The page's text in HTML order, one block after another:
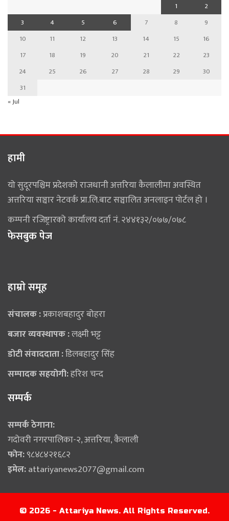
1
2
3
4 5 6 7 8
9
10
11 12 13 14 15
16
17
18 19 20 21 22
23
24
25 26 27 28 29
30
31
« Jul
हामी
यो सुदूरपश्चिम प्रदेशको राजधानी अत्तरिया कैलालीमा अवस्थित
अत्तरिया सञ्चार नेटवर्क प्रा.लि.बाट सञ्चालित अनलाइन पोर्टल हो ।
कम्पनी रजिष्ट्रारको कार्यालय दर्ता नं. २४४१३२/०७७/०७८
फेसबुक पेज
हाम्राे समूह
संचालक :प्रकाशबहादुर बोहरा
बजार व्यवस्थापक :लक्ष्मी भट्ट
डोटी संवाददाता :डिलबहादुर सिंह
सम्पादक सहयोगी:हरिश चन्द
सम्पर्क
सम्पर्क ठेगाना:
गदोवरी नगरपालिका-२, अत्तरिया, कैलाली
फोन:९८४८४२१६८२
इमेल:attariyanews2077@gmail.com
© 2026 - Attariya News. All Rights Reserved.